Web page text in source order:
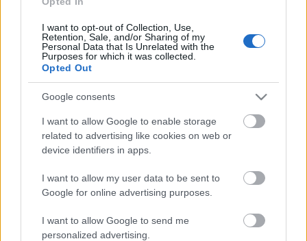
I want to opt-out of Collection, Use,
Retention, Sale, and/or Sharing of my
Personal Data that Is Unrelated with the
Purposes for which it was collected.
Opted Out
Google consents
I want to allow Google to enable storage
related to advertising like cookies on web or
device identifiers in apps.
I want to allow my user data to be sent to
Google for online advertising purposes.
I want to allow Google to send me
personalized advertising.
kor veszi majd kezdetét! Mivel a Full of Hell nemrég
volt nálunk, róluk csak annyit érdemes elmondani,
hogy a színtér legjobb zenekara, és, ha valamilyen
oknál fogva kimaradtak neked, akkor ideje pótolni
az elmaradást! További infók a koncertekről
ITT
Címkék:full of hell primitive man